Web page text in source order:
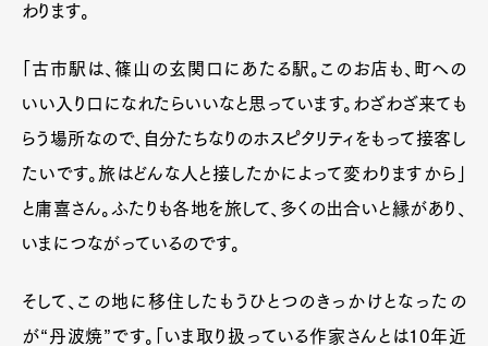
わります。
「古市駅は、篠山の玄関口にあたる駅。このお店も、町への
いい入り口になれたらいいなと思っています。わざわざ来ても
らう場所なので、自分たちなりのホスピタリティをもって接客し
たいです。旅はどんな人と接したかによって変わりますから」
と庸喜さん。ふたりも各地を旅して、多くの出合いと縁があり、
いまにつながっているのです。
そして、この地に移住したもうひとつのきっかけとなったの
が“丹波焼”です。「いま取り扱っている作家さんとは10年近